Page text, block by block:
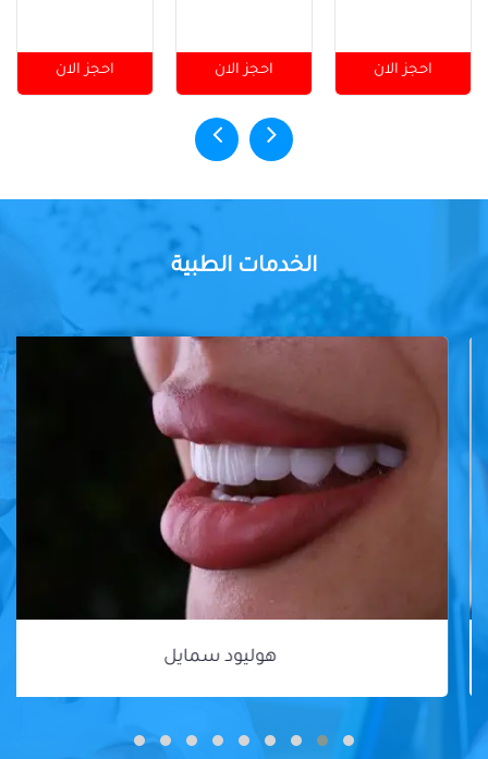
احجز الان احجز الان احجز الان
الخدمات الطبية
هوليود سمايل